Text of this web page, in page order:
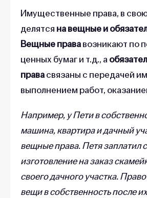
Имущественные права, в
делятся на вещные и
Вещные прававозникают по
ценных бумаг и т.д., а
правасвязаны с передачей
выполнением работ,
Например, у Пети в
машина, квартира и дачный
вещные права. Петя заплатил
изготовление на заказ
своего дачного участка.
вещи в собственность после